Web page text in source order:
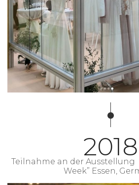
2018
Teilnahme an der Ausstellung
Week” Essen,